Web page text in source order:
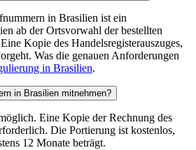
in Brasilien ist ein
ab der Ortsvorwahl der bestellten
Kopie des Handelsregisterauszuges,
Was die genauen Anforderungen
in Brasilien.
in Brasilien mitnehmen?
Eine Kopie der Rechnung des
Die Portierung ist kostenlos,
12 Monate beträgt.